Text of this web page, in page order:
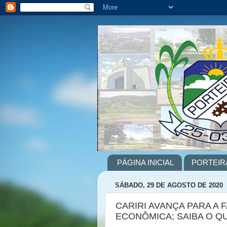
PÁGINA INICIAL
SÁBADO, 29 DE AGOSTO DE 2020
CARIRI AVANÇA PARA A
ECONÔMICA; SAIBA O